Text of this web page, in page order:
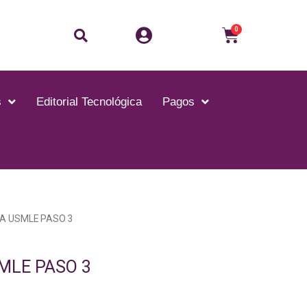
Buscar 0Carrito
Editorial Tecnológica Pagos
USMLE PASO 3
PASO 3